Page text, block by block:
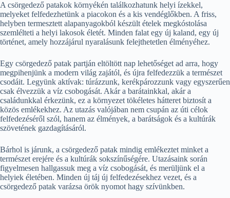
A csörgedező patakok környékén találkozhatunk helyi ízekkel,
melyeket felfedezhetünk a piacokon és a kis vendéglőkben. A friss,
helyben termesztett alapanyagokból készült ételek megkóstolása
szemlélteti a helyi lakosok életét. Minden falat egy új kaland, egy új
történet, amely hozzájárul nyaralásunk felejthetetlen élményéhez.
Egy csörgedező patak partján eltöltött nap lehetőséget ad arra, hogy
megpihenjünk a modern világ zajától, és újra felfedezzük a természet
csodáit. Legyünk aktívak: túrázzunk, kerékpározzunk vagy egyszerűen
csak élvezzük a víz csobogását. Akár a barátainkkal, akár a
családunkkal érkezünk, ez a környezet tökéletes hátteret biztosít a
közös emlékekhez. Az utazás valójában nem csupán az úti célok
felfedezéséről szól, hanem az élmények, a barátságok és a kultúrák
szövetének gazdagításáról.
Bárhol is járunk, a csörgedező patak mindig emlékeztet minket a
természet erejére és a kultúrák sokszínűségére. Utazásaink során
figyelmesen hallgassuk meg a víz csobogását, és merüljünk el a
helyiek életében. Minden új táj új felfedezésekhez vezet, és a
csörgedező patak varázsa örök nyomot hagy szívünkben.